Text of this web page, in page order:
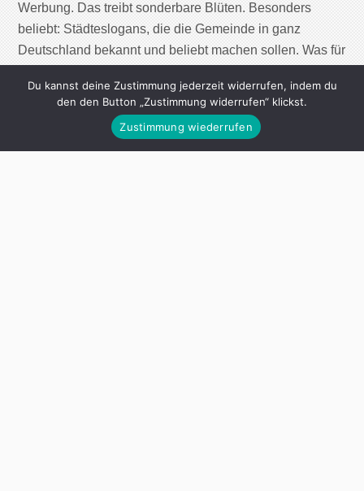
Werbung. Das treibt sonderbare Blüten. Besonders
beliebt: Städteslogans, die die Gemeinde in ganz
Deutschland bekannt und beliebt machen sollen. Was für
außer hochdeutsch.“), klappt jedoch für Städte nur sehr
selten. Zu austauschbar sind oft die Claims der
Städtewerber. Erraten Sie, welche […]
Du kannst deine Zustimmung jederzeit widerrufen, indem du
den den Button „Zustimmung widerrufen“ klickst.
Zustimmung wiederrufen